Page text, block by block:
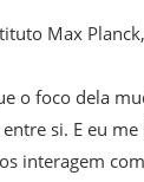
Max
o foco dela
si. E eu
interagem